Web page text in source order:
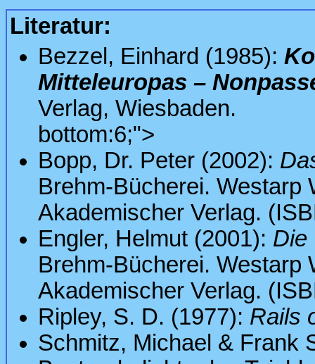
Literatur:
Bezzel, Einhard (1985):
Mitteleuropas –
Verlag, Wiesbaden.
bottom:6;">
Bopp, Dr. Peter (2002):
Brehm-Bücherei. Westarp
Akademischer Verlag.
Engler, Helmut (2001): Die
Brehm-Bücherei. Westarp
Akademischer Verlag.
Ripley, S. D. (1977): Rails
Schmitz, Michael & Frank